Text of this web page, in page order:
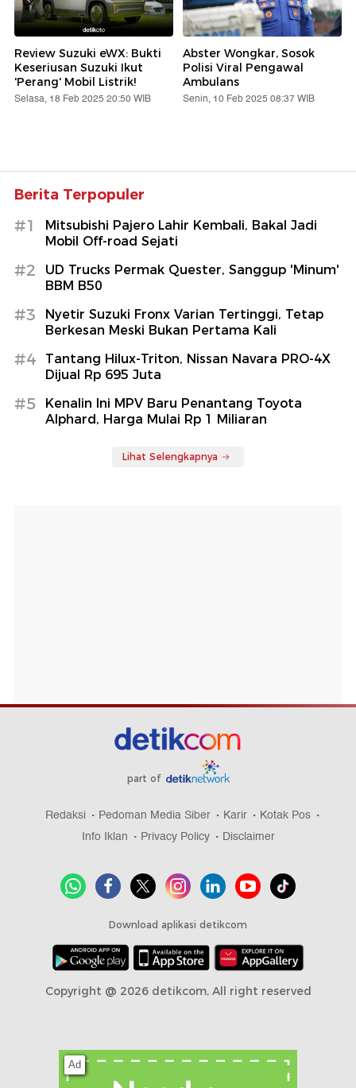
Review Suzuki eWX: Bukti
Keseriusan Suzuki Ikut
'Perang' Mobil Listrik!
Selasa, 18 Feb 2025 20:50 WIB
Abster Wongkar, Sosok
Polisi Viral Pengawal
Ambulans
Senin, 10 Feb 2025 08:37 WIB
Berita Terpopuler
#1
Mitsubishi Pajero Lahir Kembali, Bakal Jadi
Mobil Off-road Sejati
#2
UD Trucks Permak Quester, Sanggup 'Minum'
BBM B50
#3
Nyetir Suzuki Fronx Varian Tertinggi, Tetap
Berkesan Meski Bukan Pertama Kali
#4
Tantang Hilux-Triton, Nissan Navara PRO-4X
Dijual Rp 695 Juta
#5
Kenalin Ini MPV Baru Penantang Toyota
Alphard, Harga Mulai Rp 1 Miliaran
Lihat Selengkapnya
part of
Redaksi Pedoman Media Siber Karir
Kotak Pos
Info Iklan
Privacy Policy Disclaimer
Download aplikasi detikcom
Copyright @ 2026 detikcom, All right reserved
Ad